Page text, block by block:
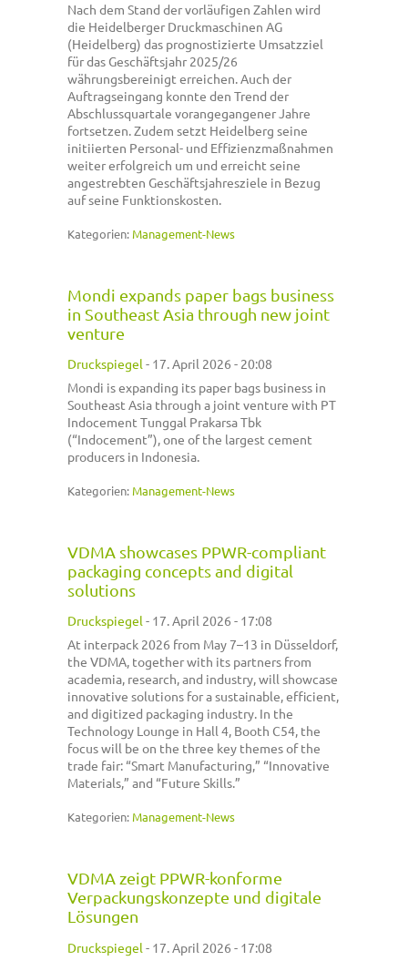
Nach dem Stand der vorläufigen Zahlen wird
die Heidelberger Druckmaschinen AG
(Heidelberg) das prognostizierte Umsatzziel
für das Geschäftsjahr 2025/26
währungsbereinigt erreichen. Auch der
Auftragseingang konnte den Trend der
Abschlussquartale vorangegangener Jahre
fortsetzen. Zudem setzt Heidelberg seine
initiierten Personal- und Effizienzmaßnahmen
weiter erfolgreich um und erreicht seine
angestrebten Geschäftsjahresziele in Bezug
auf seine Funktionskosten.
Kategorien: Management-News
Mondi expands paper bags business
in Southeast Asia through new joint
venture
Druckspiegel - 17. April 2026 - 20:08
Mondi is expanding its paper bags business in
Southeast Asia through a joint venture with PT
Indocement Tunggal Prakarsa Tbk
(“Indocement”), one of the largest cement
producers in Indonesia.
Kategorien: Management-News
VDMA showcases PPWR-compliant
packaging concepts and digital
solutions
Druckspiegel - 17. April 2026 - 17:08
At interpack 2026 from May 7–13 in Düsseldorf,
the VDMA, together with its partners from
academia, research, and industry, will showcase
innovative solutions for a sustainable, efficient,
and digitized packaging industry. In the
Technology Lounge in Hall 4, Booth C54, the
focus will be on the three key themes of the
trade fair: “Smart Manufacturing,” “Innovative
Materials,” and “Future Skills.”
Kategorien: Management-News
VDMA zeigt PPWR-konforme
Verpackungskonzepte und digitale
Lösungen
Druckspiegel - 17. April 2026 - 17:08